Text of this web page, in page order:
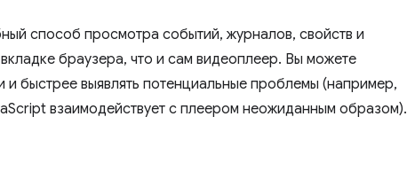
способ просмотра событий, журналов, свойств и
браузера, что и сам видеоплеер. Вы можете
быстрее выявлять потенциальные проблемы (например,
взаимодействует с плеером неожиданным образом).